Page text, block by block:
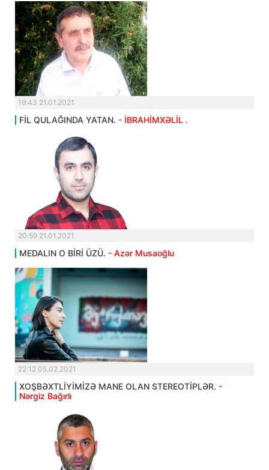
19:43 21.01.2021
FİL QULAĞINDA YATAN. - İBRAHİMXƏLİL .
20:59 21.01.2021
MEDALIN O BİRİ ÜZÜ. - Azər Musaoğlu
22:12 05.02.2021
XOŞBƏXTLİYİMİZƏ MANE OLAN STEREOTİPLƏR. -
Nərgiz Bağırlı